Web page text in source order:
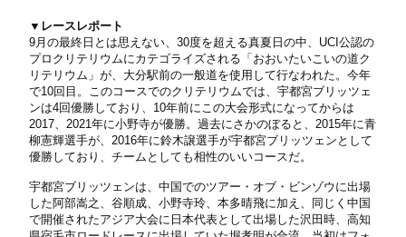
▼レースレポート
9月の最終日とは思えない、30度を超える真夏日の中、UCI公認の
プロクリテリウムにカテゴライズされる「おおいたいこいの道ク
リテリウム」が、大分駅前の一般道を使用して行なわれた。今年
で10回目。このコースでのクリテリウムでは、宇都宮ブリッツェ
ンは4回優勝しており、10年前にこの大会形式になってからは
2017、2021年に小野寺が優勝。過去にさかのぼると、2015年に青
柳憲輝選手が、2016年に鈴木譲選手が宇都宮ブリッツェンとして
優勝しており、チームとしても相性のいいコースだ。
宇都宮ブリッツェンは、中国でのツアー・オブ・ビンゾウに出場
した阿部嵩之、谷順成、小野寺玲、本多晴飛に加え、同じく中国
で開催されたアジア大会に日本代表として出場した沢田時、高知